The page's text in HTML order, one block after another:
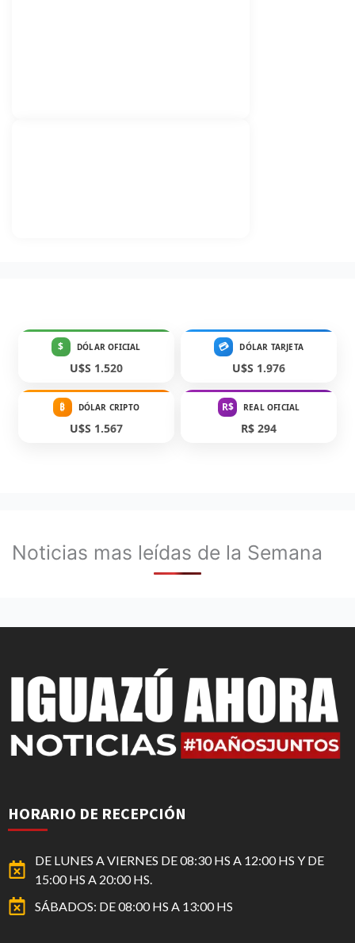
$ DÓLAR OFICIAL
U$S 1.520
💳 DÓLAR TARJETA
U$S 1.976
₿ DÓLAR CRIPTO
U$S 1.567
R$ REAL OFICIAL
R$ 294
Noticias mas leídas de la Semana
HORARIO DE RECEPCIÓN
DE LUNES A VIERNES DE 08:30 HS A 12:00 HS Y DE
15:00 HS A 20:00 HS.
SÁBADOS: DE 08:00 HS A 13:00 HS